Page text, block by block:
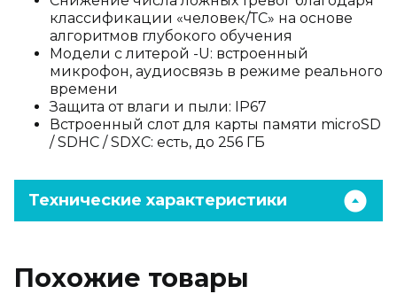
классификации «человек/ТС» на основе
алгоритмов глубокого обучения
Модели с литерой -U: встроенный
микрофон, аудиосвязь в режиме реального
времени
Защита от влаги и пыли: IP67
Встроенный слот для карты памяти microSD
/ SDHC / SDXC: есть, до 256 ГБ
Технические характеристики
Похожие товары